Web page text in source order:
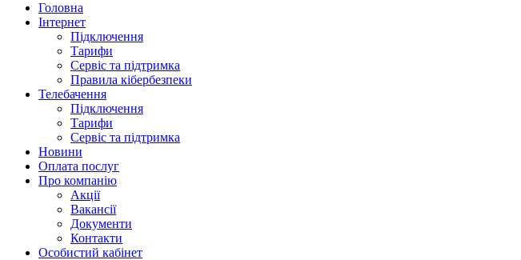
Головна
Інтернет
Підключення
Тарифи
Сервіс та підтримка
Правила кібербезпеки
Телебачення
Підключення
Тарифи
Сервіс та підтримка
Новини
Оплата послуг
Про компанію
Акції
Вакансії
Документи
Контакти
Особистий кабінет